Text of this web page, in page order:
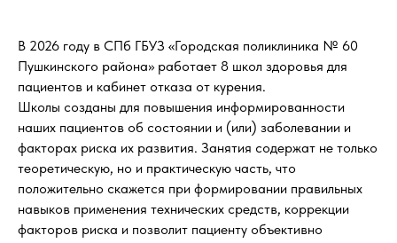
В 2026 году в СПб ГБУЗ «Городская поликлиника № 60
Пушкинского района» работает 8 школ здоровья для
пациентов и кабинет отказа от курения.
Школы созданы для повышения информированности
наших пациентов об состоянии и (или) заболевании и
факторах риска их развития. Занятия содержат не только
теоретическую, но и практическую часть, что
положительно скажется при формировании правильных
навыков применения технических средств, коррекции
факторов риска и позволит пациенту объективно